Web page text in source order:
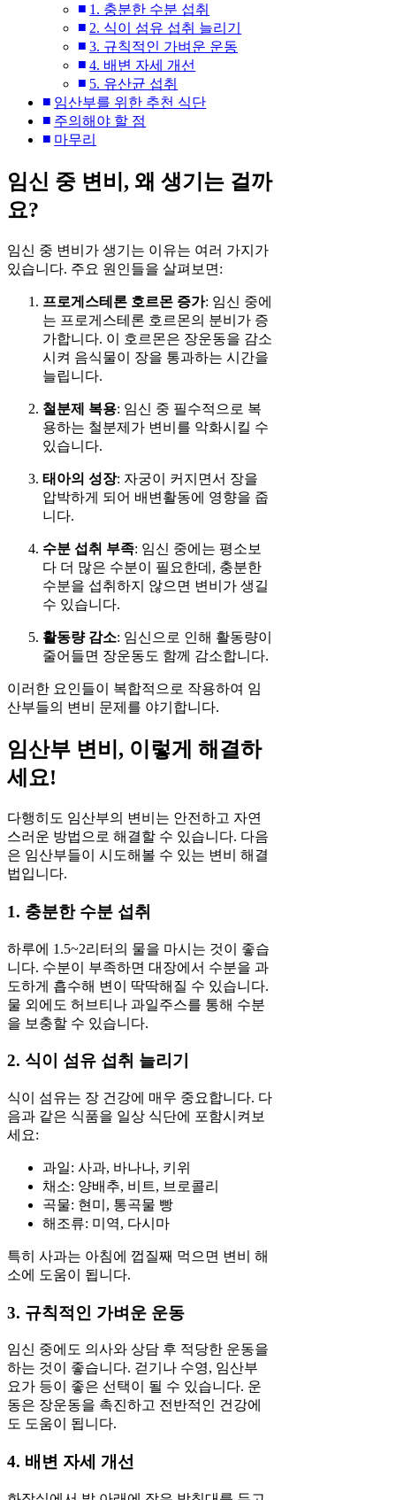
1. 충분한 수분 섭취
2. 식이 섬유 섭취 늘리기
3. 규칙적인 가벼운 운동
4. 배변 자세 개선
5. 유산균 섭취
임산부를 위한 추천 식단
주의해야 할 점
마무리
임신 중 변비, 왜 생기는 걸까
요?
임신 중 변비가 생기는 이유는 여러 가지가
있습니다. 주요 원인들을 살펴보면:
프로게스테론 호르몬 증가: 임신 중에
는 프로게스테론 호르몬의 분비가 증
가합니다. 이 호르몬은 장운동을 감소
시켜 음식물이 장을 통과하는 시간을
늘립니다.
철분제 복용: 임신 중 필수적으로 복
용하는 철분제가 변비를 악화시킬 수
있습니다.
태아의 성장: 자궁이 커지면서 장을
압박하게 되어 배변활동에 영향을 줍
니다.
수분 섭취 부족: 임신 중에는 평소보
다 더 많은 수분이 필요한데, 충분한
수분을 섭취하지 않으면 변비가 생길
수 있습니다.
활동량 감소: 임신으로 인해 활동량이
줄어들면 장운동도 함께 감소합니다.
이러한 요인들이 복합적으로 작용하여 임
산부들의 변비 문제를 야기합니다.
임산부 변비, 이렇게 해결하
세요!
다행히도 임산부의 변비는 안전하고 자연
스러운 방법으로 해결할 수 있습니다. 다음
은 임산부들이 시도해볼 수 있는 변비 해결
법입니다.
1. 충분한 수분 섭취
하루에 1.5~2리터의 물을 마시는 것이 좋습
니다. 수분이 부족하면 대장에서 수분을 과
도하게 흡수해 변이 딱딱해질 수 있습니다.
물 외에도 허브티나 과일주스를 통해 수분
을 보충할 수 있습니다.
2. 식이 섬유 섭취 늘리기
식이 섬유는 장 건강에 매우 중요합니다. 다
음과 같은 식품을 일상 식단에 포함시켜보
세요:
과일: 사과, 바나나, 키위
채소: 양배추, 비트, 브로콜리
곡물: 현미, 통곡물 빵
해조류: 미역, 다시마
특히 사과는 아침에 껍질째 먹으면 변비 해
소에 도움이 됩니다.
3. 규칙적인 가벼운 운동
임신 중에도 의사와 상담 후 적당한 운동을
하는 것이 좋습니다. 걷기나 수영, 임산부
요가 등이 좋은 선택이 될 수 있습니다. 운
동은 장운동을 촉진하고 전반적인 건강에
도 도움이 됩니다.
4. 배변 자세 개선